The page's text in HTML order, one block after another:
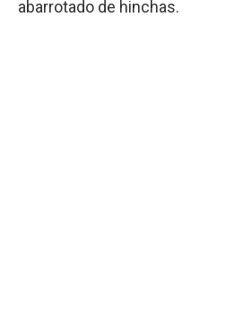
abarrotado de hinchas.